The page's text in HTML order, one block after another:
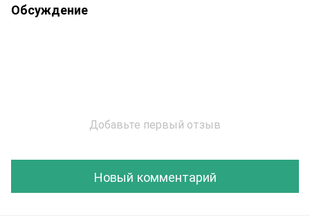
Обсуждение
Добавьте первый отзыв
Новый комментарий